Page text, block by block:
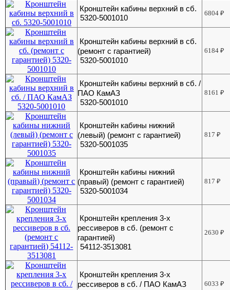
Кронштейн кабины верхний в сб.
5320-5001010
6804₽
Кронштейн кабины верхний в сб.
(ремонт с гарантией)
5320-5001010
6184₽
Кронштейн кабины верхний в сб. /
ПАО КамАЗ
5320-5001010
8161₽
Кронштейн кабины нижний
(левый) (ремонт с гарантией)
5320-5001035
817₽
Кронштейн кабины нижний
(правый) (ремонт с гарантией)
5320-5001034
817₽
Кронштейн крепления 3-х
рессиверов в сб. (ремонт с
гарантией)
54112-3513081
2630₽
Кронштейн крепления 3-х
рессиверов в сб. / ПАО КамАЗ
6033₽